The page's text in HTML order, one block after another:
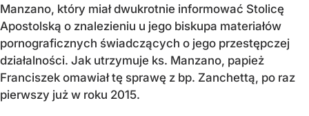
Manzano, który miał dwukrotnie informować Stolicę
Apostolską o znalezieniu u jego biskupa materiałów
pornograficznych świadczących o jego przestępczej
działalności. Jak utrzymuje ks. Manzano, papież
Franciszek omawiał tę sprawę z bp. Zanchettą, po raz
pierwszy już w roku 2015.